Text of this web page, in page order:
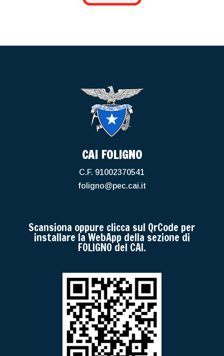
CAI FOLIGNO
C.F. 91002370541
foligno@pec.cai.it
Scansiona oppure clicca sul QrCode per
installare la WebApp della sezione di
FOLIGNO del CAI.